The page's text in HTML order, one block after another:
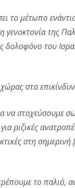
το μέτωπο
γενοκτονία της
δολοφόνο του
στα
να στοχεύσουμε
ριζικές
στη
το παλιό,